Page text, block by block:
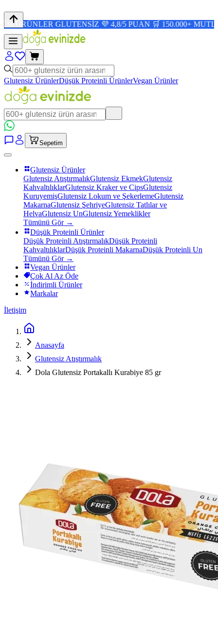
GLUTENSİZ 💜 4,8/5 PUAN 🛒 150.000+ MUTLU
Glutensiz ÜrünlerDüşük Proteinli ÜrünlerVegan Ürünler
Sepetim
Glutensiz Ürünler
Glutensiz AtıştırmalıkGlutensiz EkmekGlutensiz
KahvaltılıklarGlutensiz Kraker ve CipsGlutensiz
KuruyemişGlutensiz Lokum ve ŞekerlemeGlutensiz
MakarnaGlutensiz ŞehriyeGlutensiz Tatlılar ve
HelvaGlutensiz UnGlutensiz Yemeklikler
Tümünü Gör →
Düşük Proteinli Ürünler
Düşük Proteinli AtıştırmalıkDüşük Proteinli
KahvaltılıklarDüşük Proteinli MakarnaDüşük Proteinli Un
Tümünü Gör →
Vegan Ürünler
Çok Al Az Öde
İndirimli Ürünler
Markalar
İletişim
Anasayfa
Glutensiz Atıştırmalık
Dola Glutensiz Portakallı Kurabiye 85 gr